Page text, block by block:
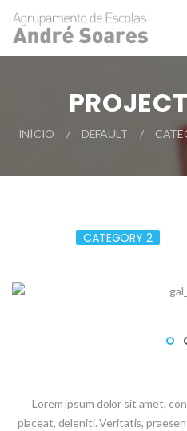
INÍCIO DEFAULT
CATEGORY 2
Lorem ipsum dolor sit amet,
placeat, deleniti. Veritatis,